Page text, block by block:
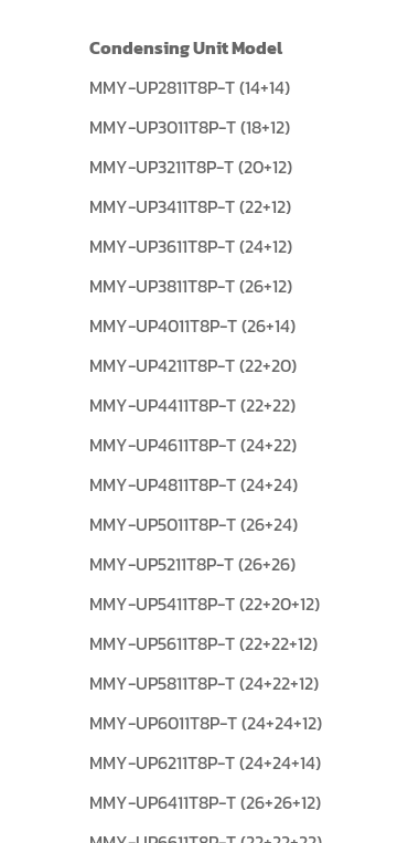
Condensing Unit Model
MMY-UP2811T8P-T (14+14)
MMY-UP3011T8P-T (18+12)
MMY-UP3211T8P-T (20+12)
MMY-UP3411T8P-T (22+12)
MMY-UP3611T8P-T (24+12)
MMY-UP3811T8P-T (26+12)
MMY-UP4011T8P-T (26+14)
MMY-UP4211T8P-T (22+20)
MMY-UP4411T8P-T (22+22)
MMY-UP4611T8P-T (24+22)
MMY-UP4811T8P-T (24+24)
MMY-UP5011T8P-T (26+24)
MMY-UP5211T8P-T (26+26)
MMY-UP5411T8P-T (22+20+12)
MMY-UP5611T8P-T (22+22+12)
MMY-UP5811T8P-T (24+22+12)
MMY-UP6011T8P-T (24+24+12)
MMY-UP6211T8P-T (24+24+14)
MMY-UP6411T8P-T (26+26+12)